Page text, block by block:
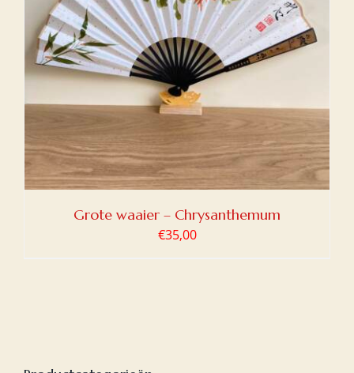
Grote waaier – Chrysanthemum
€35,00